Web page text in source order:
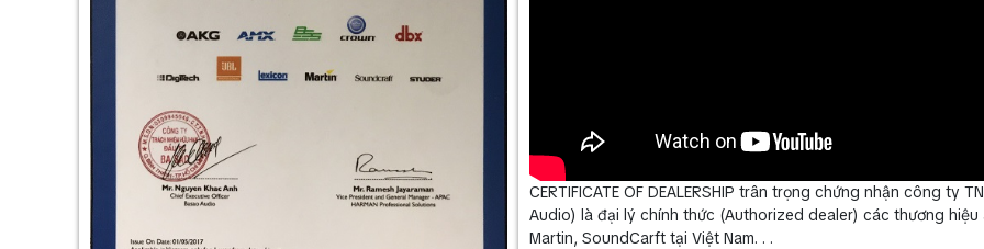
CERTIFICATE OF DEALERSHIP trân trọng chứng nhận công ty
Audio) là đại lý chính thức (Authorized dealer) các thương hiệu
Martin, SoundCarft tại Việt Nam. . .